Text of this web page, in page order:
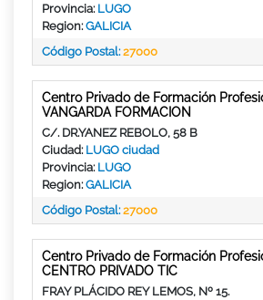
Provincia: LUGO
Region:GALICIA
Código Postal:27000
Centro Privado de Formación
VANGARDA FORMACION
C/. DR.YANEZ REBOLO, 58 B
Ciudad: LUGO ciudad
Provincia: LUGO
Region:GALICIA
Código Postal:27000
Centro Privado de Formación
CENTRO PRIVADO TIC
FRAY PLÁCIDO REY LEMOS, Nº 15.